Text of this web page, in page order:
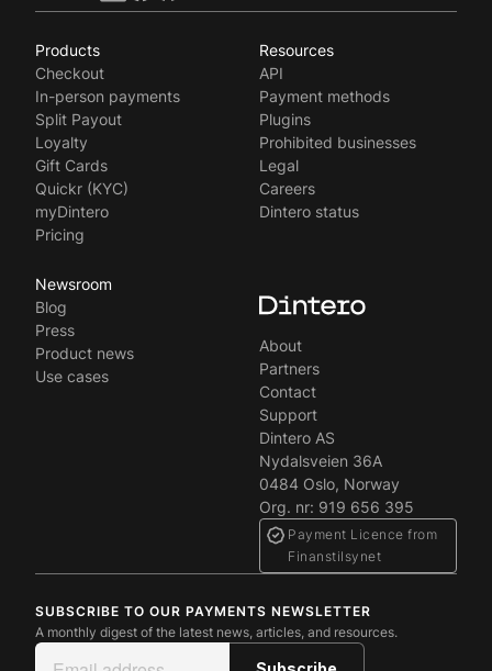
Svenska
Products
Checkout
In-person payments
Split Payout
Loyalty
Gift Cards
Quickr (KYC)
myDintero
Pricing
Resources
API
Payment methods
Plugins
Prohibited businesses
Legal
Careers
Dintero status
Newsroom
Blog
Press
Product news
Use cases
About
Partners
Contact
Support
Dintero AS
Nydalsveien 36A
0484 Oslo, Norway
Org. nr: 919 656 395
Payment Licence from
Finanstilsynet
SUBSCRIBE TO OUR PAYMENTS NEWSLETTER
A monthly digest of the latest news, articles, and resources.